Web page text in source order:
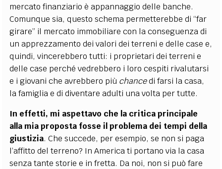
mercato finanziario è appannaggio delle banche.
Comunque sia, questo schema permetterebbe di “far
girare” il mercato immobiliare con la conseguenza di
un apprezzamento dei valori dei terreni e delle case e,
quindi, vincerebbero tutti: i proprietari dei terreni e
delle case perché vedrebbero i loro cespiti rivalutarsi
e i giovani che avrebbero più chancedi farsi la casa,
la famiglia e di diventare adulti una volta per tutte.
In effetti, mi aspettavo che la critica principale
alla mia proposta fosse il problema dei tempi della
giustizia. Che succede, per esempio, se non si paga
l’affitto del terreno? In America ti portano via la casa
senza tante storie e in fretta. Da noi, non si può fare